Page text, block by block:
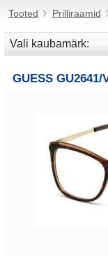
Tooted Prilliraamid
Vali kaubamärk:
GUESS GU2641/